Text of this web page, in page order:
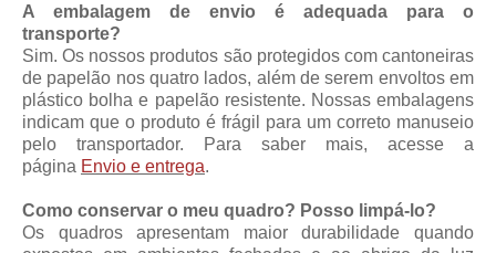
A embalagem de envio é adequada para o
transporte?
Sim. Os nossos produtos são protegidos com cantoneiras
de papelão nos quatro lados, além de serem envoltos em
plástico bolha e papelão resistente. Nossas embalagens
indicam que o produto é frágil para um correto manuseio
pelo transportador. Para saber mais, acesse a
página Envio e entrega.
Como conservar o meu quadro? Posso limpá-lo?
Os quadros apresentam maior durabilidade quando